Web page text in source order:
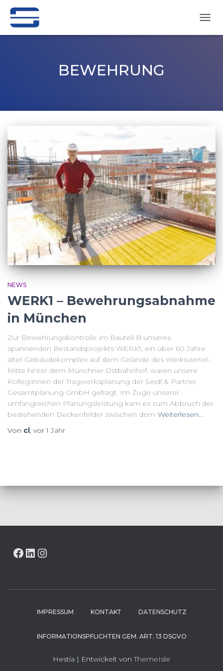
BEWEHRUNG
NEWS
WERK1 – Bewehrungsabnahme
in München
Zur Bewehrungskontrolle im Bauteil B unseres
spannenden Bestandsprojekts WERK1, ein über 60 Jahre
alter Gebäudekomplex auf dem Gelände des Werksviertel-
Mitte hinter dem Münchner Ostbahnhof, waren unsere
Kolleg:innen der Tragwerksplanung der Seidl & Partner
Gesamtplanung GmbH gefragt. Im Zuge unserer
umfangreichen Planungsleistung kam es zum Abbruch der
bestehenden Deckenfelder zwischen dem Weiterlesen…
Von cl, vor1 Jahr
FACEBOOK LINKEDIN
IMPRESSUM KONTAKT DATENSCHUTZ
INFORMATIONSPFLICHTEN GEM. ART. 13 DSGVO
Hestia | Entwickelt vonThemeIsle